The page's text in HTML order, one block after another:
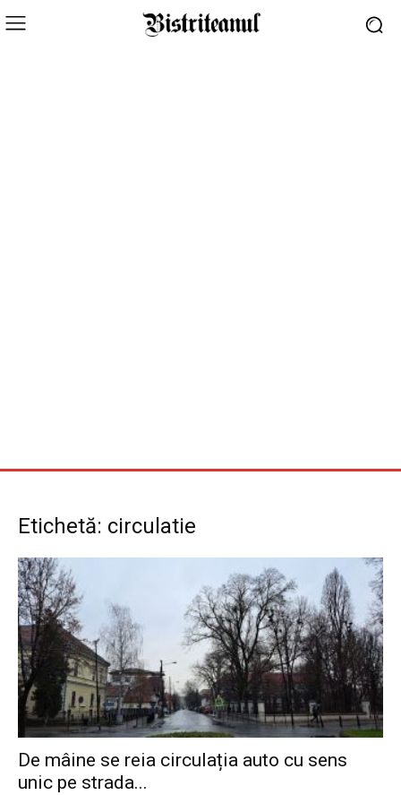
Etichetă: circulatie
De mâine se reia circulația auto cu sens
unic pe strada...